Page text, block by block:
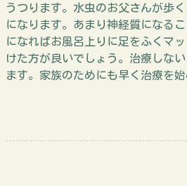
うつります。水虫のお父さんが歩
になります。あまり神経質になる
になればお風呂上りに足をふくマ
けた方が良いでしょう。治療しな
ます。家族のためにも早く治療を始